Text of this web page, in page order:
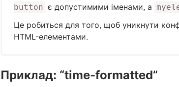
button є допустимими іменами, а
Це робиться для того, щоб уникнути
HTML-елементами.
Приклад: “time-formatted”